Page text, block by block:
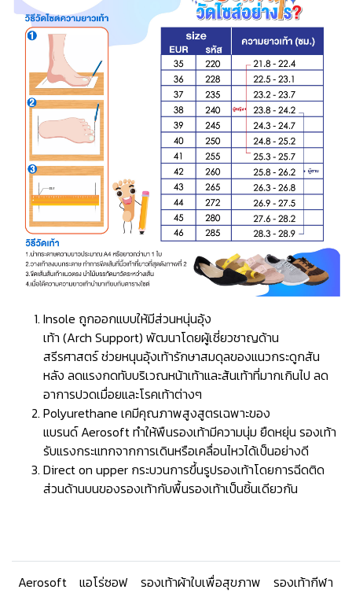
Insole ถูกออกแบบให้มีส่วนหนุ่นอุ้ง
เท้า (Arch Support) พัฒนาโดยผู้เชี่ยวชาญด้าน
สรีรศาสตร์ ช่วยหนุนอุ้งเท้ารักษาสมดุลของแนวกระดูกสัน
หลัง ลดแรงกดทับบริเวณหน้าเท้าและส้นเท้าที่มากเกินไป ลด
อาการปวดเมื่อยและโรคเท้าต่างๆ
Polyurethane เคมีคุณภาพสูงสูตรเฉพาะของ
แบรนด์ Aerosoft ทำให้พืนรองเท้ามีความนุ่ม ยืดหยุ่น รองเท้า
รับแรงกระแทกจากการเดินหรือเคลื่อนไหวได้เป็นอย่างดี
Direct on upper กระบวนการขึ้นรูปรองเท้าโดยการฉีดติด
ส่วนด้านบนของรองเท้ากับพื้นรองเท้าเป็นชิ้นเดียวกัน
Aerosoft แอโร่ซอฟ รองเท้าผ้าใบเพื่อสุขภาพ
รองเท้ากีฬา